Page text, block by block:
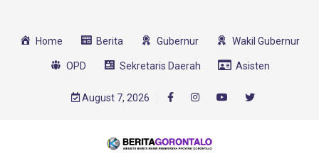
Home Berita Gubernur Wakil Gubernur
OPD Sekretaris Daerah Asisten
August 7, 2026